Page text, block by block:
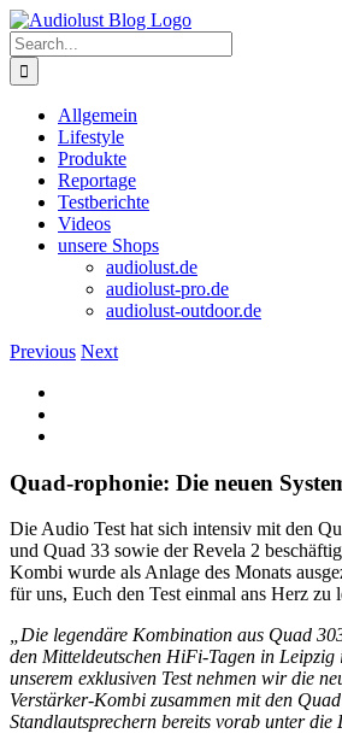
Skip
to
content
Search
for:
Allgemein
Lifestyle
Produkte
Reportage
Testberichte
Videos
unsere Shops
audiolust.de
audiolust-pro.de
audiolust-outdoor.de
Previous Next
Quad-rophonie: Die neuen
Die Audio Test hat sich intensiv mit den
und Quad 33 sowie der Revela 2
Kombi wurde als Anlage des Monats
für uns, Euch den Test einmal ans Herz zu
„Die legendäre Kombination aus Quad
den Mitteldeutschen HiFi-Tagen in
unserem exklusiven Test nehmen wir die
Verstärker-Kombi zusammen mit den
Standlautsprechern bereits vorab unter die